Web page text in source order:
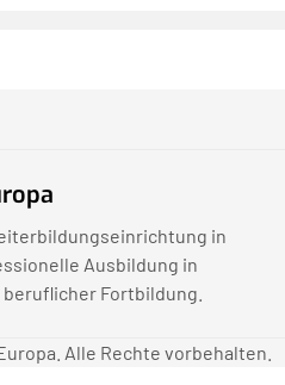
in
Ausbildung in
Fortbildung.
Alle Rechte vorbehalten.